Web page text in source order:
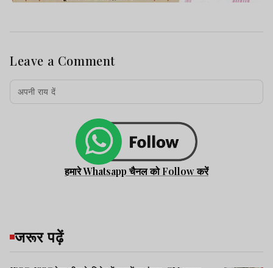
Leave a Comment
हमारे Whatsapp चैनल को Follow करें
जरूर पढ़ें